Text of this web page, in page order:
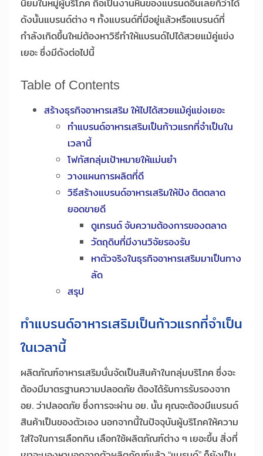
นิยมในหมู่ผู้บริโภค ถือเป็นงานหินของแบรนด์อื่นเลยก็ว่าได้
ดังนั้นแบรนด์ต่าง ๆ ทั้งแบรนด์ที่มีอยู่แล้วหรือแบรนด์ที่
กำลังเกิดขึ้นใหม่ต้องหาวิธีทำให้แบรนด์ไปได้สวยแม้คู่แข่ง
เยอะ ซึ่งมีดังต่อไปนี้
Table of Contents
สร้างธุรกิจอาหารเสริม ให้ไปได้สวยแม้คู่แข่งเยอะ
ทำแบรนด์อาหารเสริมเป็นก้าวแรกที่จำเป็นใน
เวลานี้
โฟกัสกลุ่มเป้าหมายให้แม่นยำ
วางแผนการผลิตที่ดี
วิธีสร้างแบรนด์อาหารเสริมให้ปัง ติดตลาด
ยอดขายดี
ดูเทรนด์ จับความต้องการของตลาด
วัตถุดิบที่มีงานวิจัยรองรับ
หาตัวจริงในธุรกิจอาหารเสริมมาเป็นทาง
ลัด
สรุป
ทำแบรนด์อาหารเสริมเป็นก้าวแรกที่จำเป็น
ในเวลานี้
ผลิตภัณฑ์อาหารเสริมนั่นจัดเป็นสินค้าในกลุ่มบริโภค ซึ่งจะ
ต้องมีมาตรฐานความปลอดภัย ต้องได้รับการรับรองจาก
อย. ว่าปลอดภัย ซึ่งการจะผ่าน อย. นั้น คุณจะต้องมีแบรนด์
สินค้าเป็นของตัวเอง นอกจากนี้ในปัจจุบันผู้บริโภคให้ความ
ใส่ใจในการเลือกกิน เลือกใช้ผลิตภัณฑ์ต่าง ๆ เยอะขึ้น สิ่งที่